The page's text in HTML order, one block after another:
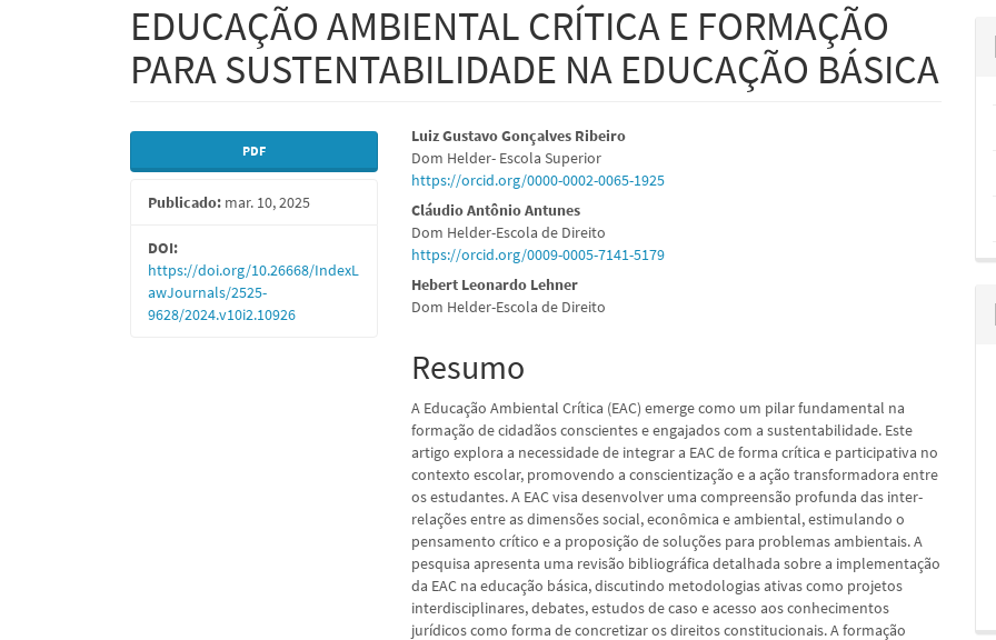
EDUCAÇÃO AMBIENTAL CRÍTICA E FORMAÇÃO
PARA SUSTENTABILIDADE NA EDUCAÇÃO BÁSICA
Barra
lateral
de
artigos
PDF
Publicado: mar. 10, 2025
DOI:
https://doi.org/10.26668/IndexL
awJournals/2525-
9628/2024.v10i2.10926
Conteúdo
do
artigo
principal
Luiz Gustavo Gonçalves Ribeiro
Dom Helder- Escola Superior
https://orcid.org/0000-0002-0065-1925
Cláudio Antônio Antunes
Dom Helder-Escola de Direito
https://orcid.org/0009-0005-7141-5179
Hebert Leonardo Lehner
Dom Helder-Escola de Direito
Resumo
A Educação Ambiental Crítica (EAC) emerge como um pilar fundamental na
formação de cidadãos conscientes e engajados com a sustentabilidade. Este
artigo explora a necessidade de integrar a EAC de forma crítica e participativa no
contexto escolar, promovendo a conscientização e a ação transformadora entre
os estudantes. A EAC visa desenvolver uma compreensão profunda das inter-
relações entre as dimensões social, econômica e ambiental, estimulando o
pensamento crítico e a proposição de soluções para problemas ambientais. A
pesquisa apresenta uma revisão bibliográfica detalhada sobre a implementação
da EAC na educação básica, discutindo metodologias ativas como projetos
interdisciplinares, debates, estudos de caso e acesso aos conhecimentos
jurídicos como forma de concretizar os direitos constitucionais. A formação